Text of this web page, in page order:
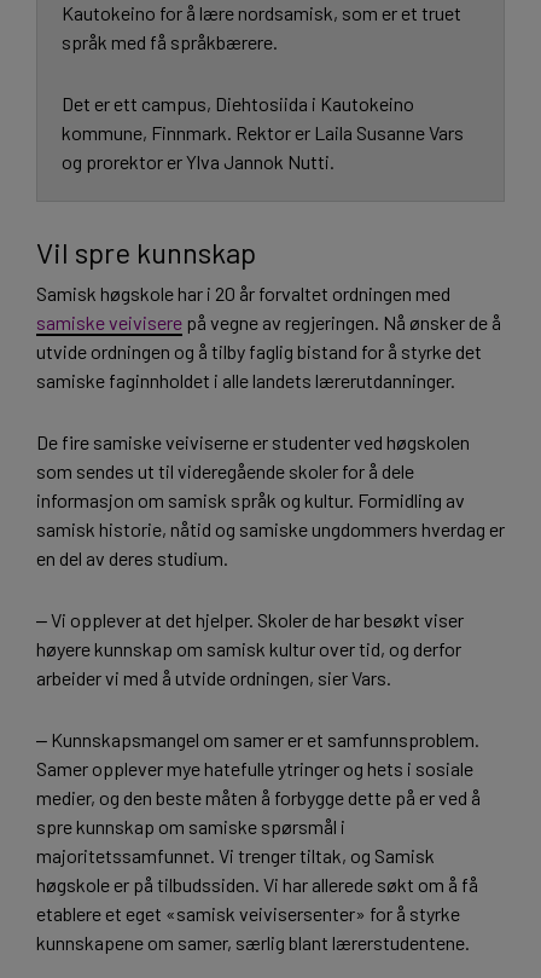
Kautokeino for å lære nordsamisk, som er et truet
språk med få språkbærere.
Det er ett campus, Diehtosiida i Kautokeino
kommune, Finnmark. Rektor er Laila Susanne Vars
og prorektor er Ylva Jannok Nutti.
Vil spre kunnskap
Samisk høgskole har i 20 år forvaltet ordningen med
samiske veivisere på vegne av regjeringen. Nå ønsker de å
utvide ordningen og å tilby faglig bistand for å styrke det
samiske faginnholdet i alle landets lærerutdanninger.
De fire samiske veiviserne er studenter ved høgskolen
som sendes ut til videregående skoler for å dele
informasjon om samisk språk og kultur. Formidling av
samisk historie, nåtid og samiske ungdommers hverdag er
en del av deres studium.
‒ Vi opplever at det hjelper. Skoler de har besøkt viser
høyere kunnskap om samisk kultur over tid, og derfor
arbeider vi med å utvide ordningen, sier Vars.
‒ Kunnskapsmangel om samer er et samfunnsproblem.
Samer opplever mye hatefulle ytringer og hets i sosiale
medier, og den beste måten å forbygge dette på er ved å
spre kunnskap om samiske spørsmål i
majoritetssamfunnet. Vi trenger tiltak, og Samisk
høgskole er på tilbudssiden. Vi har allerede søkt om å få
etablere et eget «samisk veivisersenter» for å styrke
kunnskapene om samer, særlig blant lærerstudentene.